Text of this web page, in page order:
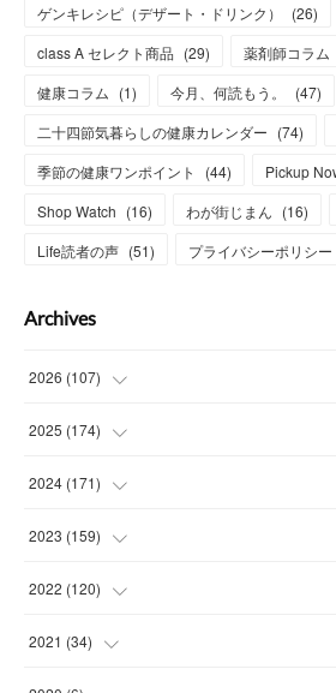
ゲンキレシピ（デザート・ドリンク）
(26)
class A セレクト商品 (29) 薬剤師コラム
健康コラム (1) 今月、何読もう。 (47)
二十四節気暮らしの健康カレンダー (74)
季節の健康ワンポイント
(44) Pickup
Shop Watch (16) わが街じまん (16)
Life読者の声 (51) プライバシーポリシー
Archives
2026 (107)
(4)
(15
(15
(13
2025 (174)
(14
(14
(15
(15
2024 (171)
(13
(13
(15
(
2023 (159)
(14
(14 )
(
2022 (120)
(14 )
2021 (34)